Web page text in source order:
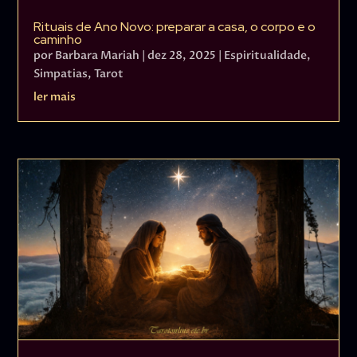
Rituais de Ano Novo: preparar a casa, o corpo e o
caminho
por Barbara Mariah |dez 28, 2025 | Espiritualidade,
Simpatias,Tarot
ler mais